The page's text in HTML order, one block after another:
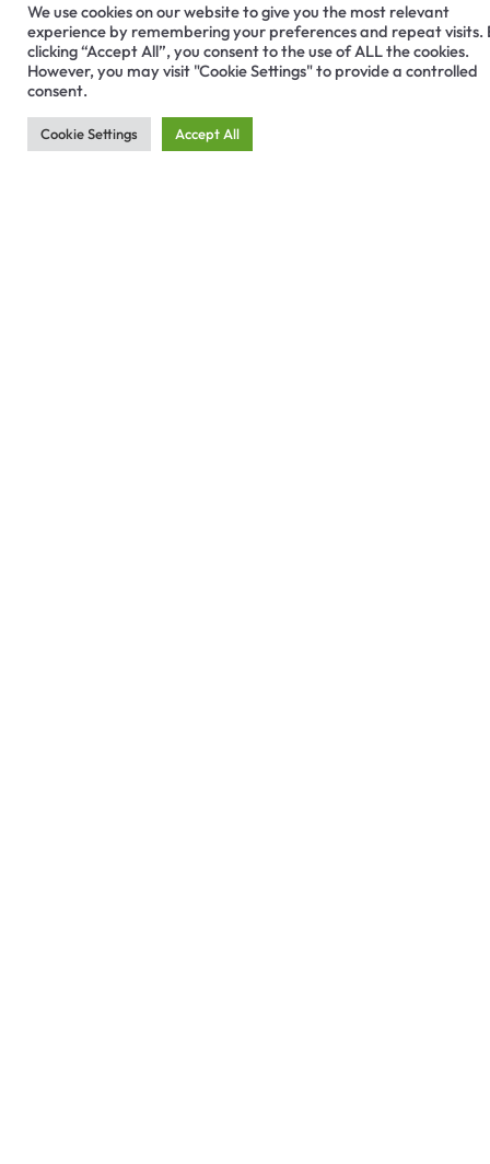
We use cookies on our website to give you the most relevant
experience by remembering your preferences and repeat visits.
clicking “Accept All”, you consent to the use of ALL the cookies.
However, you may visit "Cookie Settings" to provide a controlled
consent.
Cookie Settings Accept All